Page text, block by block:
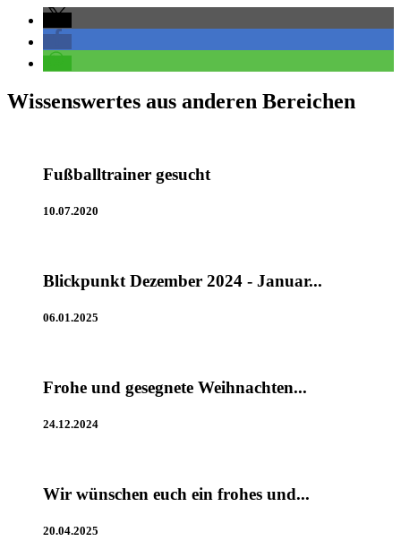
Wissenswertes aus anderen Bereichen
Fußballtrainer gesucht
10.07.2020
Blickpunkt Dezember 2024 - Januar...
06.01.2025
Frohe und gesegnete Weihnachten...
24.12.2024
Wir wünschen euch ein frohes und...
20.04.2025